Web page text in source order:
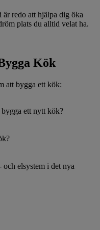
redo att hjälpa dig öka
plats du alltid velat ha.
Kök
att bygga ett kök:
bygga ett nytt kök?
elsystem i det nya